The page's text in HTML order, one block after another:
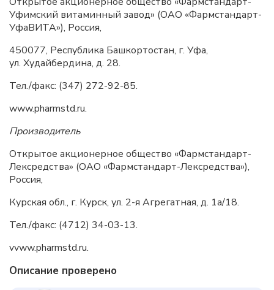
Уфимский витаминный завод» (ОАО «Фармстандарт-
УфаВИТА»), Россия,
450077, Республика Башкортостан, г. Уфа,
ул. Худайбердина, д. 28.
Тел./факс: (347) 272-92-85.
www.pharmstd.ru.
Производитель
Открытое акционерное общество «Фармстандарт-
Лексредства» (ОАО «Фармстандарт-Лексредства»),
Россия,
Курская обл., г. Курск, ул. 2-я Агрегатная, д. 1а/18.
Тел./факс: (4712) 34-03-13.
vvww.pharmstd.ru.
Описание проверено